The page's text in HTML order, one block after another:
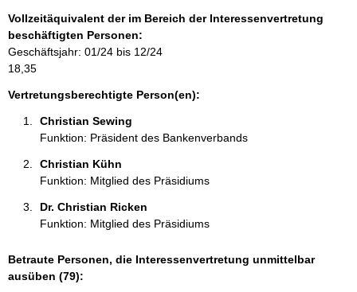
t
i
o
n
e
Vollzeitäquivalent der im Bereich der Interessenvertretung
beschäftigten Personen:
Geschäftsjahr: 01/24 bis 12/24
18,35
Vertretungsberechtigte Person(en):
Christian Sewing
Funktion: Präsident des Bankenverbands
Christian Kühn
Funktion: Mitglied des Präsidiums
Dr. Christian Ricken
Funktion: Mitglied des Präsidiums
Betraute Personen, die Interessenvertretung unmittelbar
ausüben (79):